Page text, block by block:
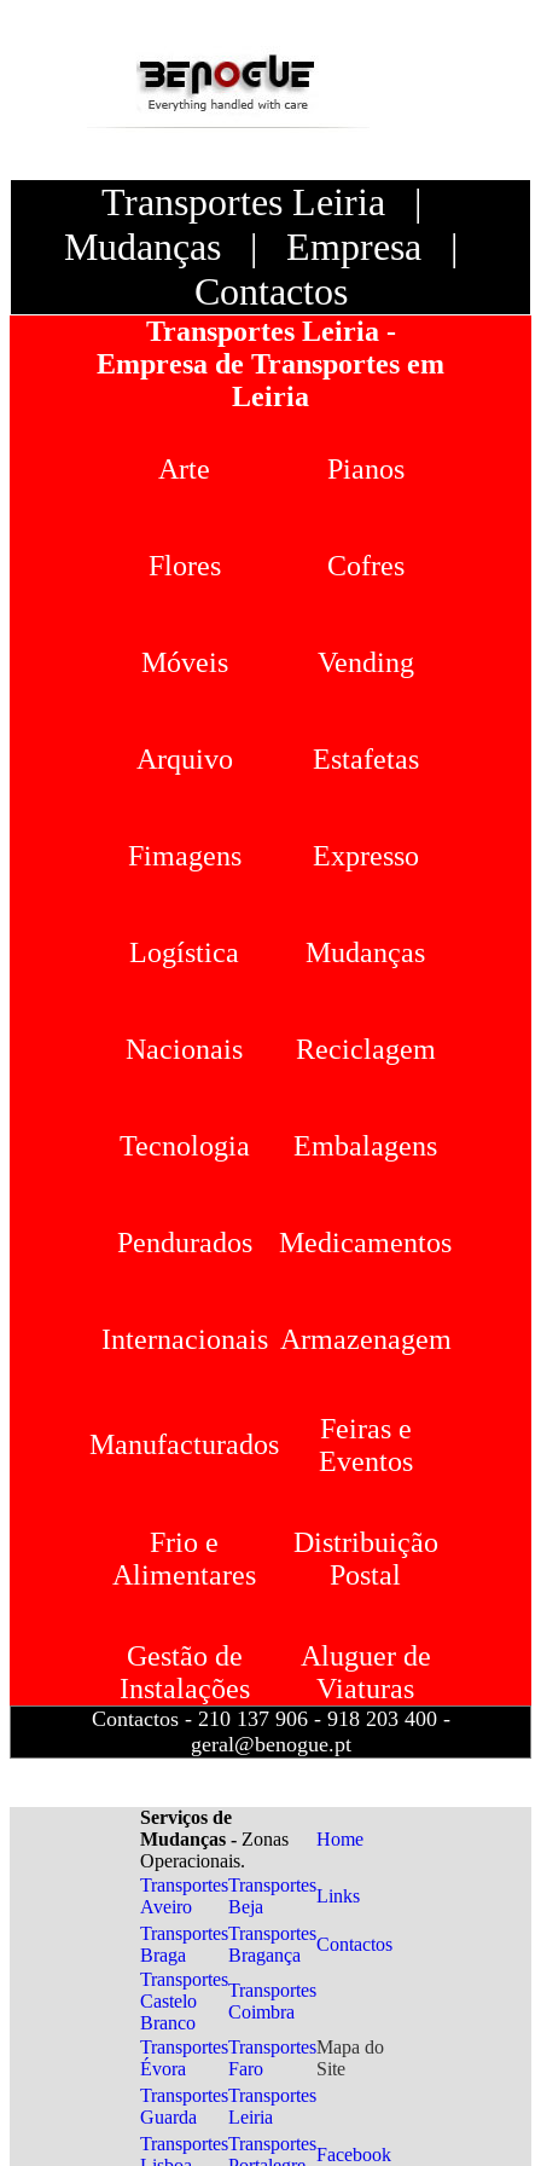
Transportes Leiria |
Mudanças | Empresa |
Contactos
Transportes Leiria -
Empresa de Transportes em
Leiria
Arte Pianos
Flores Cofres
Móveis Vending
Arquivo Estafetas
Fimagens Expresso
Logística Mudanças
Nacionais Reciclagem
Tecnologia Embalagens
Pendurados Medicamentos
Internacionais Armazenagem
Manufacturados
Feiras e
Eventos
Frio e
Alimentares
Distribuição
Postal
Gestão de
Instalações
Aluguer de
Viaturas
Contactos - 210 137 906 - 918 203 400 -
geral@benogue.pt
Serviços de
Mudanças - Zonas
Operacionais.
Home
Transportes
Aveiro
Transportes
Beja
Links
Transportes
Braga
Transportes
Bragança
Contactos
Transportes
Castelo
Branco
Transportes
Coimbra
Transportes
Évora
Transportes
Faro
Mapa do
Site
Transportes
Guarda
Transportes
Leiria
TransportesTransportes
Facebook